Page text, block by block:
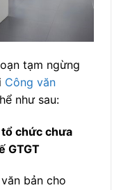
tạm ngừng
Công văn
như sau:
chức chưa
GTGT
bản cho